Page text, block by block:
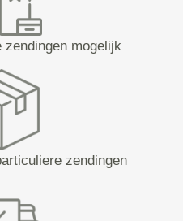
zendingen mogelijk
zendingen